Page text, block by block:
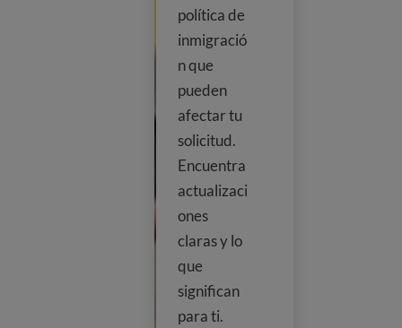
política de
inmigració
n que
pueden
afectar tu
solicitud.
Encuentra
actualizaci
ones
claras y lo
que
significan
para ti.